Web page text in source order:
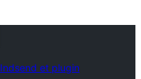
Indsend et plugin